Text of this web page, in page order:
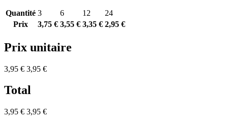
Quantité 3 6 12
24
Prix
3,75 € 3,55 € 3,35 € 2,95 €
Prix unitaire
3,95 € 3,95 €
Total
3,95 € 3,95 €